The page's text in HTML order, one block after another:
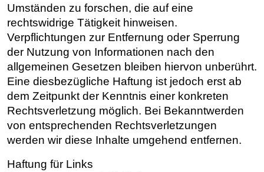
Umständen zu forschen, die auf eine
rechtswidrige Tätigkeit hinweisen.
Verpflichtungen zur Entfernung oder Sperrung
der Nutzung von Informationen nach den
allgemeinen Gesetzen bleiben hiervon unberührt.
Eine diesbezügliche Haftung ist jedoch erst ab
dem Zeitpunkt der Kenntnis einer konkreten
Rechtsverletzung möglich. Bei Bekanntwerden
von entsprechenden Rechtsverletzungen
werden wir diese Inhalte umgehend entfernen.
Haftung für Links